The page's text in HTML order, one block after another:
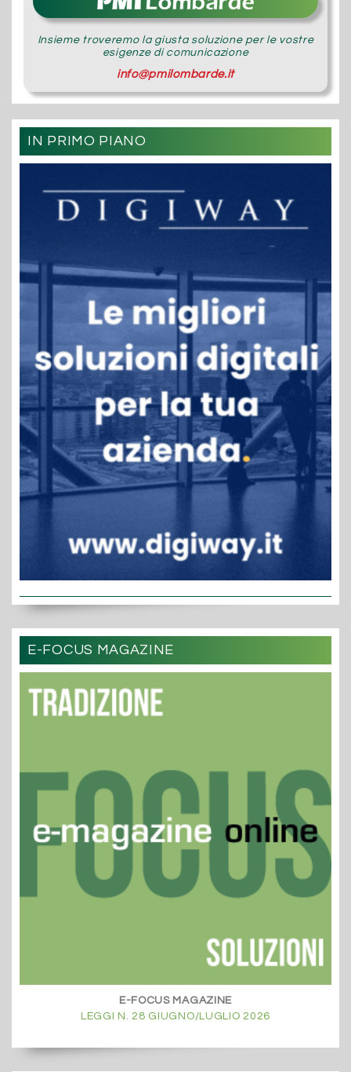
Insieme troveremo la giusta soluzione per le vostre
esigenze di comunicazione
info@pmilombarde.it
IN PRIMO PIANO
E-FOCUS MAGAZINE
E-FOCUS MAGAZINE
LEGGI N. 28 GIUGNO/LUGLIO 2026